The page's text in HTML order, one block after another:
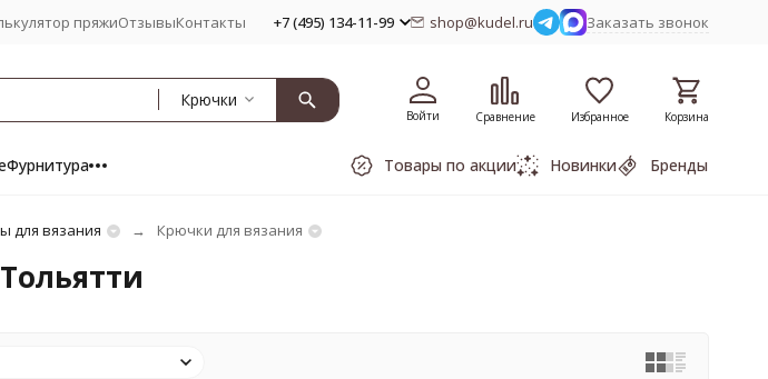
пряжиОтзывыКонтакты +7 (495) 134-11-99 shop@kudel.ru Заказать звонок
Крючки
Войти Сравнение Избранное Корзина
Фурнитура Товары по акции Новинки Бренды
для вязания Крючки для вязания